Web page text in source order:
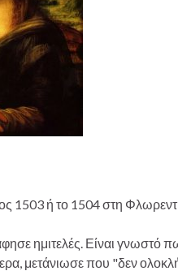
1503 ή το 1504 στη
ημιτελές. Είναι γνωστό
μετάνιωσε που "δεν